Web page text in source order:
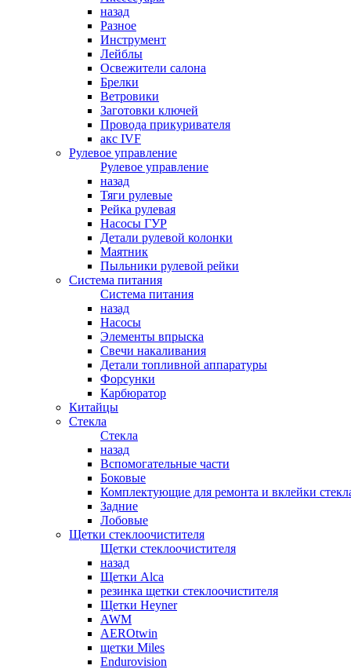
назад
Разное
Инструмент
Лейблы
Освежители салона
Брелки
Ветровики
Заготовки ключей
Провода прикуривателя
акс IVF
Рулевое управление
Рулевое управление
назад
Тяги рулевые
Рейка рулевая
Насосы ГУР
Детали рулевой колонки
Маятник
Пыльники рулевой рейки
Система питания
Система питания
назад
Насосы
Элементы впрыска
Свечи накаливания
Детали топливной аппаратуры
Форсунки
Карбюратор
Китайцы
Стекла
Стекла
назад
Вспомогательные части
Боковые
Комплектующие для ремонта и вклейки
Задние
Лобовые
Щетки стеклоочистителя
Щетки стеклоочистителя
назад
Щетки Alca
резинка щетки стеклоочистителя
Щетки Heyner
AWM
AEROtwin
щетки Miles
Endurovision